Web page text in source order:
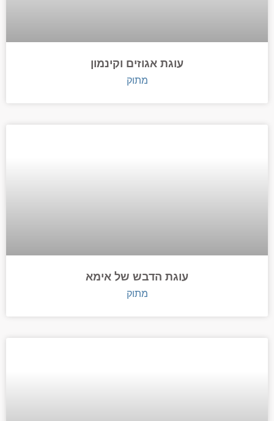
עוגת אגוזים וקינמון
מתוק
עוגת הדבש של אימא
מתוק